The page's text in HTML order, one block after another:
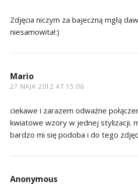
Zdjęcia niczym za bajeczną mgłą
niesamowita!:)
Mario
27 MAJA 2012 AT 15:06
ciekawe i zarazem odważne
kwiatowe wzory w jednej stylizacji.
bardzo mi się podoba i do tego
Anonymous